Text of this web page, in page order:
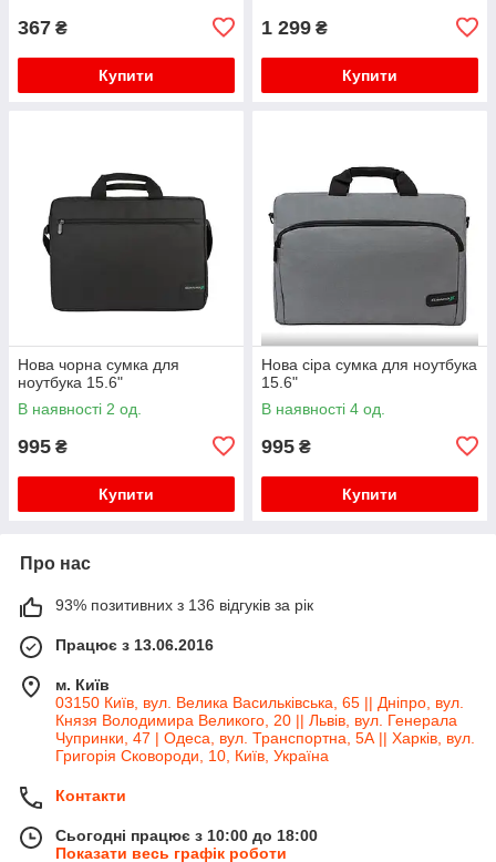
367 ₴
Купити
1 299 ₴
Купити
Нова чорна сумка для
ноутбука 15.6"
В наявності 2 од.
995 ₴
Купити
Нова сіра сумка для ноутбука
15.6"
В наявності 4 од.
995 ₴
Купити
Про нас
93% позитивних з 136 відгуків за рік
Працює з 13.06.2016
м. Київ
03150 Київ, вул. Велика Васильківська, 65 || Дніпро, вул.
Князя Володимира Великого, 20 || Львів, вул. Генерала
Чупринки, 47 | Одеса, вул. Транспортна, 5А || Харків, вул.
Григорія Сковороди, 10, Київ, Україна
Контакти
Сьогодні працює з 10:00 до 18:00
Показати весь графік роботи